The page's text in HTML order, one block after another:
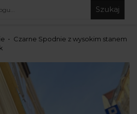
Szukaj
Czarne Spodnie z wysokim stanem